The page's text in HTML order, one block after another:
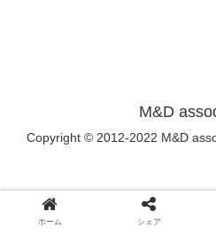
M&D
Copyright © 2012-2022 M&D
ホーム シェア